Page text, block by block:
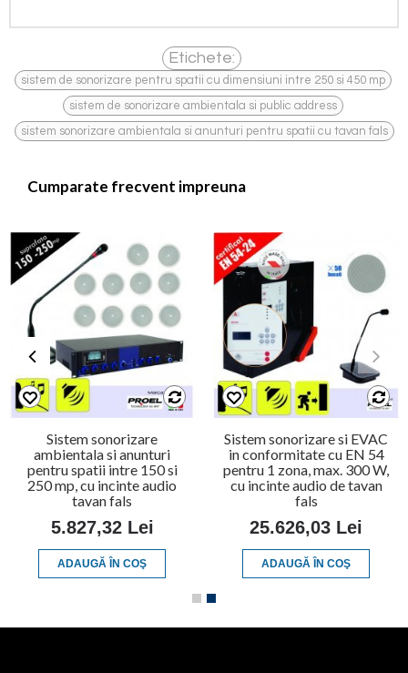
Etichete:
sistem de sonorizare pentru spatii cu dimensiuni intre 250 si 450 mp ,
sistem de sonorizare ambientala si public address ,
sistem sonorizare ambientala si anunturi pentru spatii cu tavan fals
Cumparate frecvent impreuna
Sistem sonorizare
ambientala si anunturi
pentru spatii intre 150 si
250 mp, cu incinte audio
tavan fals
5.827,32 Lei
ADAUGĂ ÎN COŞ
Sistem sonorizare si EVAC
in conformitate cu EN 54
pentru 1 zona, max. 300 W,
cu incinte audio de tavan
fals
25.626,03 Lei
ADAUGĂ ÎN COŞ